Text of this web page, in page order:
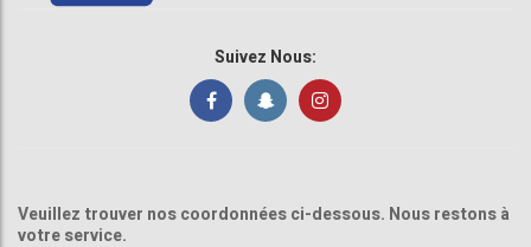
Suivez Nous:
Veuillez trouver nos coordonnées ci-dessous. Nous restons à
votre service.